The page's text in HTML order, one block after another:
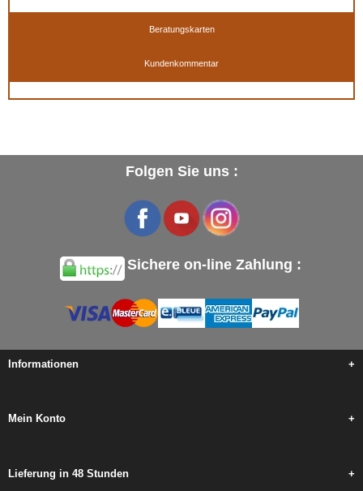
Beratungskarten
Kundenkommentar
Folgen Sie uns :
Sichere on-line Zahlung :
Informationen +
Mein Konto +
Lieferung in 48 Stunden +